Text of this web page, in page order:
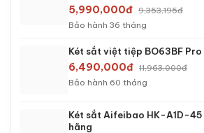
5,990,000đ 9,353,195đ
Bảo hành 36 tháng
Két sắt việt tiệp BO63BF
6,490,000đ 11,963,000đ
Bảo hành 60 tháng
Két sắt Aifeibao HK-A1D-
hãng